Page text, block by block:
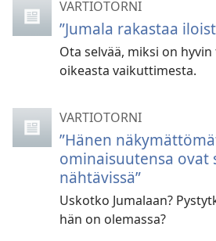
VARTIOTORNI
”Jumala rakastaa
Ota selvää, miksi on
oikeasta vaikuttimesta.
VARTIOTORNI
”Hänen
ominaisuutensa ovat
nähtävissä”
Uskotko Jumalaan?
hän on olemassa?